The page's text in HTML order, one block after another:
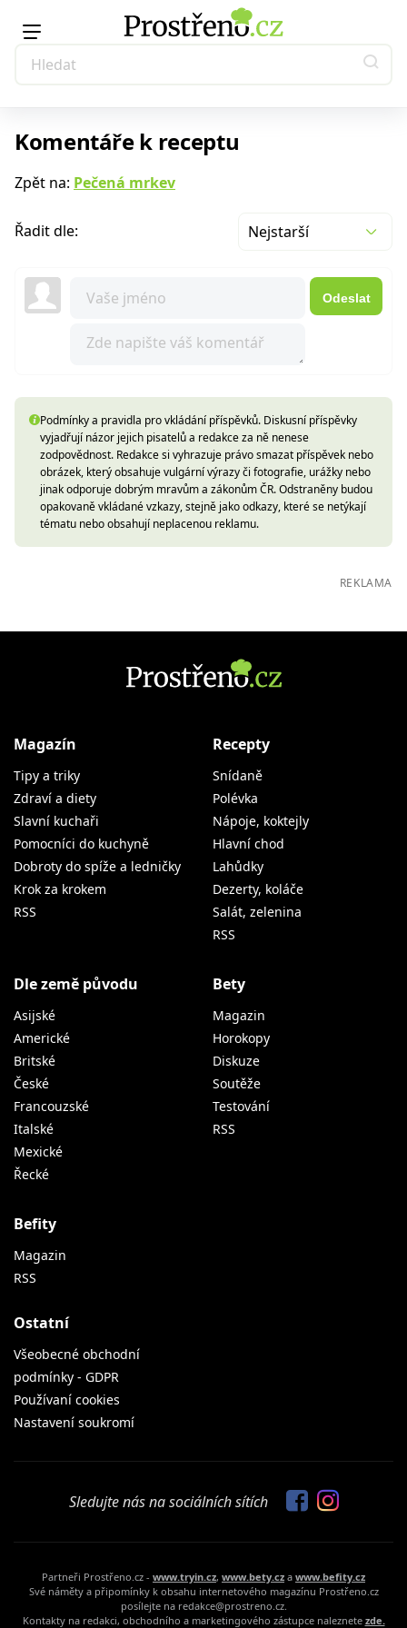
Komentáře k receptu
Zpět na: Pečená mrkev
Řadit dle: Nejstarší
Odeslat
Podmínky a pravidla pro vkládání příspěvků. Diskusní příspěvky
vyjadřují názor jejich pisatelů a redakce za ně nenese
zodpovědnost. Redakce si vyhrazuje právo smazat příspěvek nebo
obrázek, který obsahuje vulgární výrazy či fotografie, urážky nebo
jinak odporuje dobrým mravům a zákonům ČR. Odstraněny budou
opakovaně vkládané vzkazy, stejně jako odkazy, které se netýkají
tématu nebo obsahují neplacenou reklamu.
REKLAMA
Magazín
Tipy a triky
Zdraví a diety
Slavní kuchaři
Pomocníci do kuchyně
Dobroty do spíže a ledničky
Krok za krokem
RSS
Recepty
Snídaně
Polévka
Nápoje, koktejly
Hlavní chod
Lahůdky
Dezerty, koláče
Salát, zelenina
RSS
Dle země původu
Asijské
Americké
Britské
České
Francouzské
Italské
Mexické
Řecké
Bety
Magazin
Horokopy
Diskuze
Soutěže
Testování
RSS
Befity
Magazin
RSS
Ostatní
Všeobecné obchodní
podmínky - GDPR
Používaní cookies
Nastavení soukromí
Sledujte nás na sociálních sítích
Partneři Prostřeno.cz - www.tryin.cz, www.bety.cz a www.befity.cz
Své náměty a připomínky k obsahu internetového magazínu Prostřeno.cz
posílejte na redakce@prostreno.cz.
Kontakty na redakci, obchodního a marketingového zástupce naleznete zde.